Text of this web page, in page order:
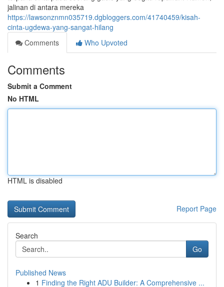
jalinan di antara mereka
https://lawsonznmn035719.dgbloggers.com/41740459/kisah-
cinta-ugdewa-yang-sangat-hilang
Comments
Who Upvoted
Comments
Submit a Comment
No HTML
HTML is disabled
Report Page
Search
Go
Published News
1 Finding the Right ADU Builder: A Comprehensive ...